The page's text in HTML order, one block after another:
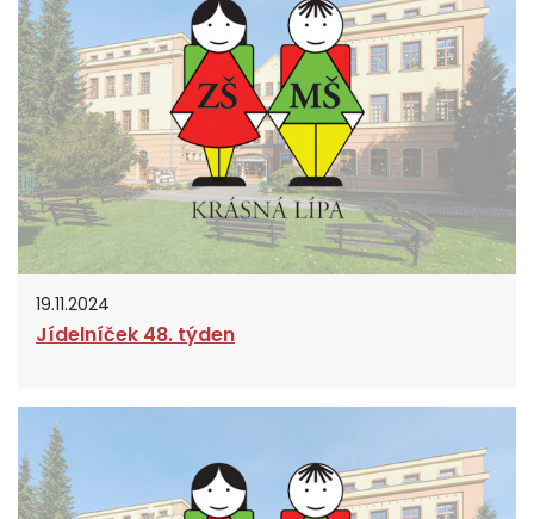
19.11.2024
Jídelníček 48. týden